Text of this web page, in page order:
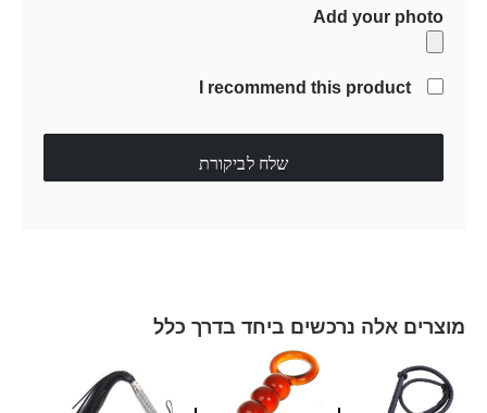
Add your photo
I recommend this product
שלח לביקורת
מוצרים אלה נרכשים ביחד בדרך כלל